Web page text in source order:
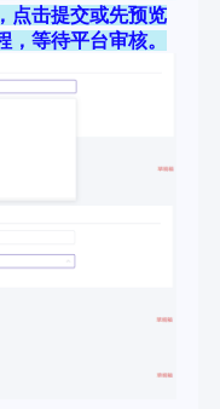
点击提交或先预览
等待平台审核。